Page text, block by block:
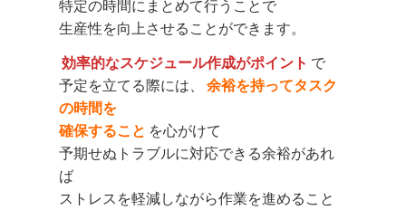
特定の時間にまとめて行うことで
生産性を向上させることができます。
効率的なスケジュール作成がポイント で
予定を立てる際には、
余裕を持ってタスク
の時間を
確保すること を心がけて
予期せぬトラブルに対応できる余裕があれ
ば
ストレスを軽減しながら作業を進めること